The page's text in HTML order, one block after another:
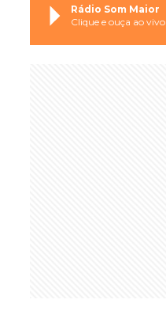
Rádio Som Maior
Clique e ouça ao vivo